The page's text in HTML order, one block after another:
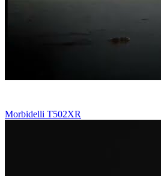
Morbidelli T502XR